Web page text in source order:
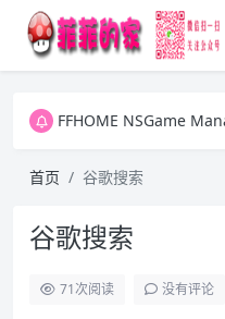
FFHOME NSGame Manager软件从v13.3ff版本开始，正式放开之前版本的两
FFHOME NSGame Manager软件从v13.3ff版本开始，正式放开之前版本的
首页 谷歌搜索
谷歌搜索
71次阅读 没有评论